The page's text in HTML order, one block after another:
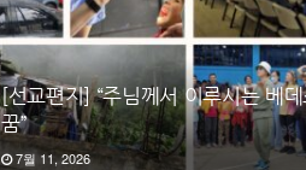
[선교편지] “주님께서 이루시는 베
꿈”
7월 11, 2026